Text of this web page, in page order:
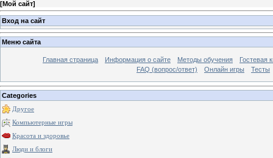
[Мой сайт]
Вход на сайт
Меню сайта
Главная страница Информация о сайте Методы обучения
Гостевая
FAQ (вопрос/ответ)
Онлайн игры Тесты
Categories
Другое
Компьютерные игры
Красота и здоровье
Люди и блоги